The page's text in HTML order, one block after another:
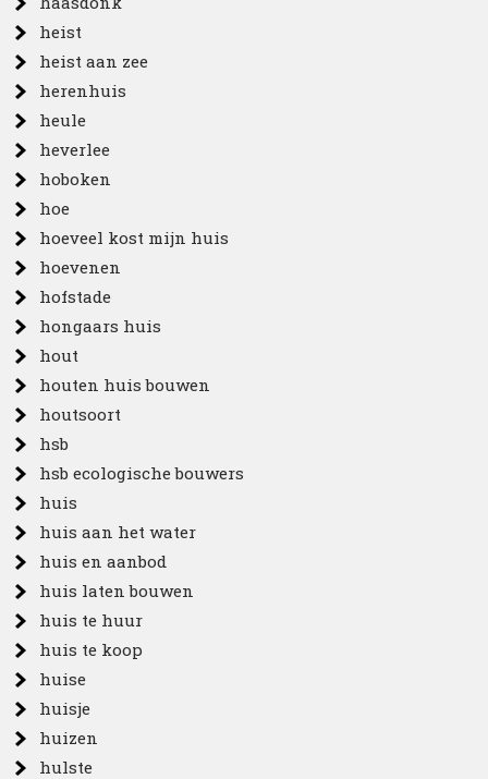
heist
heist aan zee
herenhuis
heule
heverlee
hoboken
hoe
hoeveel kost mijn huis
hoevenen
hofstade
hongaars huis
hout
houten huis bouwen
houtsoort
hsb
hsb ecologische bouwers
huis
huis aan het water
huis en aanbod
huis laten bouwen
huis te huur
huis te koop
huise
huisje
huizen
hulste